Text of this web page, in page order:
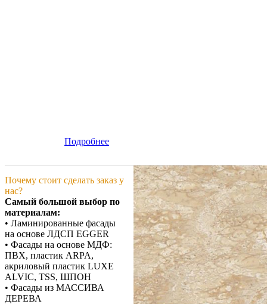
Подробнее
Почему стоит сделать заказ у
нас?
Самый большой выбор по
материалам:
• Ламинированные фасады
на основе ЛДСП EGGER
• Фасады на основе МДФ:
ПВХ, пластик ARPA,
акриловый пластик LUXE
ALVIC, TSS, ШПОН
• Фасады из МАССИВА
ДЕРЕВА